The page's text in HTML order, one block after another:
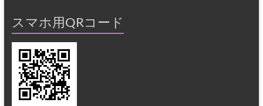
スマホ用QRコード